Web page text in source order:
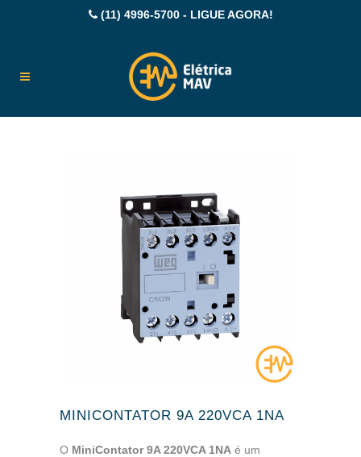
(11) 4996-5700 - LIGUE AGORA!
MINICONTATOR 9A 220VCA 1NA
O MiniContator 9A 220VCA 1NA é um